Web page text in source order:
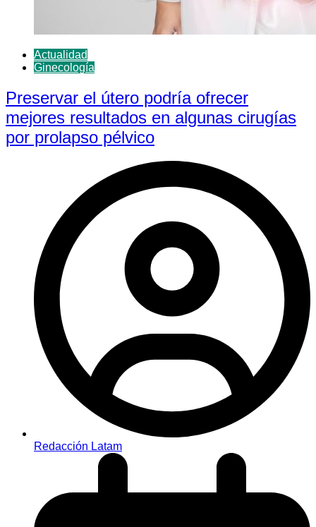
Actualidad
Ginecología
Preservar el útero podría ofrecer
mejores resultados en algunas cirugías
por prolapso pélvico
Redacción Latam